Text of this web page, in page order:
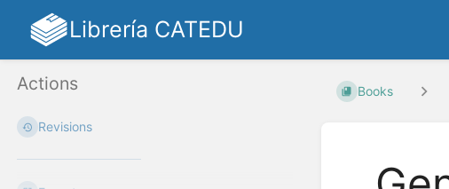
Librería CATEDU
Actions
Revisions
Books